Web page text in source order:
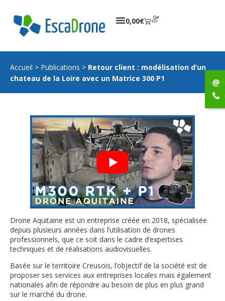
0,00€
Accueil > Publications > Retour client : modélisation d’un
chateau de la Loire avec un Matrice 300 P1
Drone Aquitaine est un entreprise créée en 2018, spécialisée
depuis plusieurs années dans l’utilisation de drones
professionnels, que ce soit dans le cadre d’expertises
techniques et de réalisations audiovisuelles.
Basée sur le territoire Creusois, l’objectif de la société est de
proposer ses services aux entreprises locales mais également
nationales afin de répondre au besoin de plus en plus grand
sur le marché du drone.